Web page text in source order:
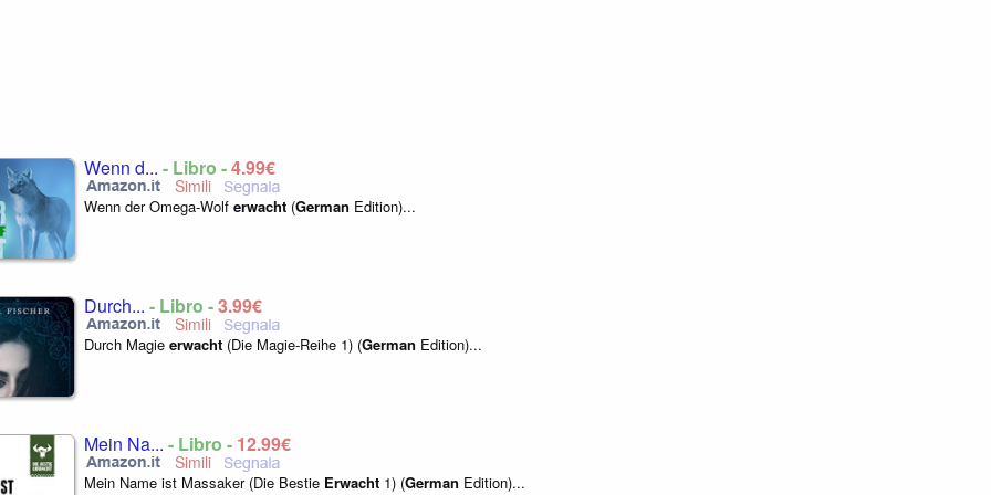
Wenn d... - Libro -4,99€
Wenn der Omega-Wolf erwacht (German Edition)...
Durch... - Libro -3,99€
Durch Magie erwacht (Die Magie-Reihe 1) (German Edition)...
Mein Na... - Libro - 12,99€
Mein Name ist Massaker (Die Bestie Erwacht 1) (German Edition)...